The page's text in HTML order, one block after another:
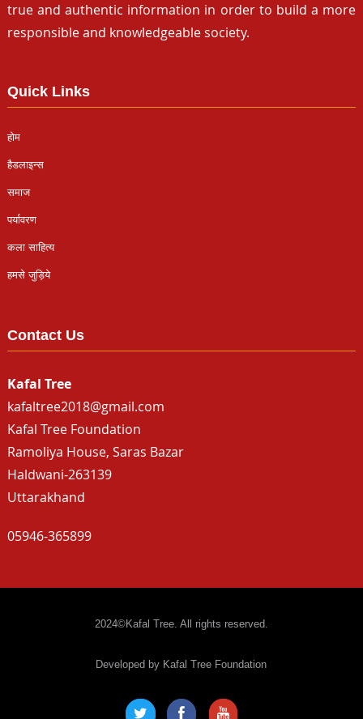
true and authentic information in order to build a more
responsible and knowledgeable society.
Quick Links
होम
हैडलाइन्स
समाज
पर्यावरण
कला साहित्य
हमसे जुड़िये
Contact Us
Kafal Tree
kafaltree2018@gmail.com
Kafal Tree Foundation
Ramoliya House, Saras Bazar
Haldwani-263139
Uttarakhand
05946-365899
2024©Kafal Tree. All rights reserved.
Developed by Kafal Tree Foundation